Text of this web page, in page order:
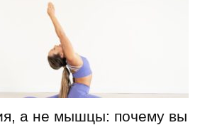
а не мышцы: почему вы